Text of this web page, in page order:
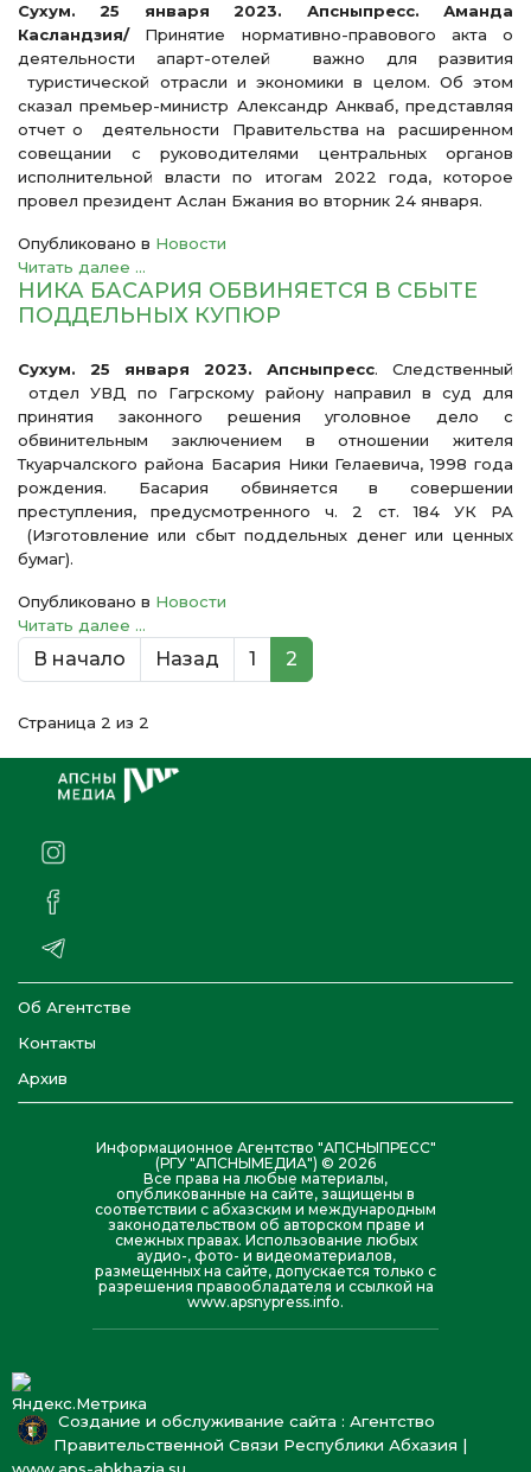
Сухум. 25 января 2023. Апсныпресс. Аманда
Касландзия/ Принятие нормативно-правового акта о
деятельности апарт-отелей важно для развития
туристической отрасли и экономики в целом. Об этом
сказал премьер-министр Александр Анкваб, представляя
отчет о деятельности Правительства на расширенном
совещании с руководителями центральных органов
исполнительной власти по итогам 2022 года, которое
провел президент Аслан Бжания во вторник 24 января.
Опубликовано в Новости
Читать далее ...
НИКА БАСАРИЯ ОБВИНЯЕТСЯ В СБЫТЕ
ПОДДЕЛЬНЫХ КУПЮР
Сухум. 25 января 2023. Апсныпресс. Следственный
отдел УВД по Гагрскому району направил в суд для
принятия законного решения уголовное дело с
обвинительным заключением в отношении жителя
Ткуарчалского района Басария Ники Гелаевича, 1998 года
рождения. Басария обвиняется в совершении
преступления, предусмотренного ч. 2 ст. 184 УК РА
(Изготовление или сбыт поддельных денег или ценных
бумаг).
Опубликовано в Новости
Читать далее ...
В начало Назад 1 2
Страница 2 из 2
Об Агентстве
Контакты
Архив
Информационное Агентство "АПСНЫПРЕСС"
(РГУ "АПСНЫМЕДИА") © 2026
Все права на любые материалы,
опубликованные на сайте, защищены в
соответствии с абхазским и международным
законодательством об авторском праве и
смежных правах. Использование любых
аудио-, фото- и видеоматериалов,
размещенных на сайте, допускается только с
разрешения правообладателя и ссылкой на
www.apsnypress.info.
Создание и обслуживание сайта : Агентство
Правительственной Связи Республики Абхазия |